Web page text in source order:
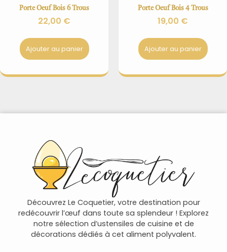
Porte Oeuf Bois 6 Trous
22,00 €
Ajouter au panier
Porte Oeuf Bois 4 Trous
19,00 €
Ajouter au panier
Découvrez Le Coquetier, votre destination pour
redécouvrir l’œuf dans toute sa splendeur ! Explorez
notre sélection d’ustensiles de cuisine et de
décorations dédiés à cet aliment polyvalent.